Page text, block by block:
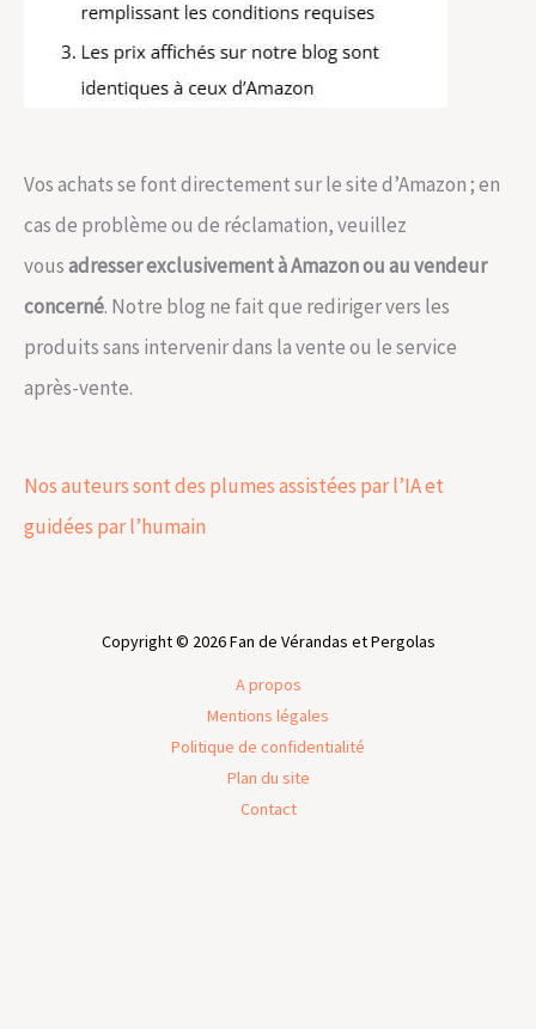
Vos achats se font directement sur le site d’Amazon ; en
cas de problème ou de réclamation, veuillez
vousadresser exclusivement à Amazon ou au vendeur
concerné. Notre blog ne fait que rediriger vers les
produits sans intervenir dans la vente ou le service
après-vente.
Nos auteurs sont des plumes assistées par l’IA et
guidées par l’humain
Copyright © 2026 Fan de Vérandas et Pergolas
A propos
Mentions légales
Politique de confidentialité
Plan du site
Contact